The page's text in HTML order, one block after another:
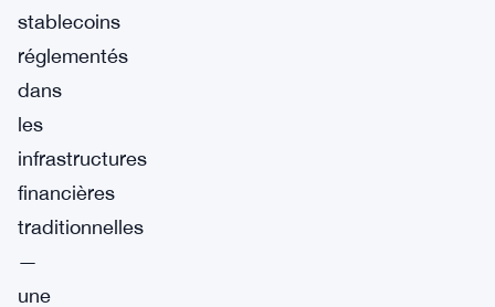
stablecoins
réglementés
dans
les
infrastructures
financières
traditionnelles
—
une